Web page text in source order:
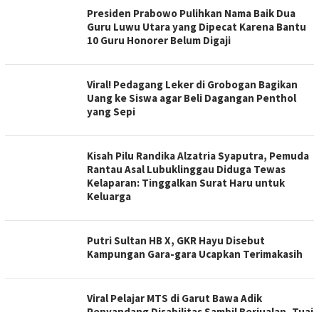
Presiden Prabowo Pulihkan Nama Baik Dua
Guru Luwu Utara yang Dipecat Karena Bantu
10 Guru Honorer Belum Digaji
Viral! Pedagang Leker di Grobogan Bagikan
Uang ke Siswa agar Beli Dagangan Penthol
yang Sepi
Kisah Pilu Randika Alzatria Syaputra, Pemuda
Rantau Asal Lubuklinggau Diduga Tewas
Kelaparan: Tinggalkan Surat Haru untuk
Keluarga
Putri Sultan HB X, GKR Hayu Disebut
Kampungan Gara-gara Ucapkan Terimakasih
Viral Pelajar MTS di Garut Bawa Adik